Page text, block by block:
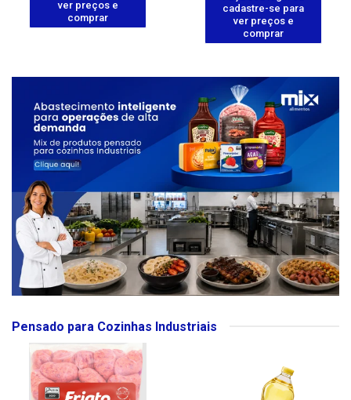
ver preços e
comprar
cadastre-se para
ver preços e
comprar
Pensado para Cozinhas Industriais